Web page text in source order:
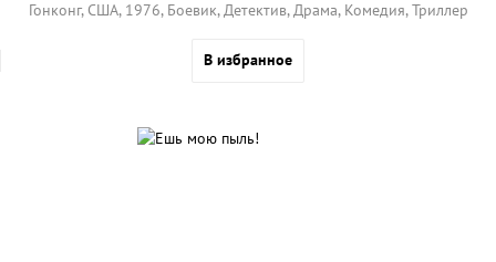
Гонконг, США, 1976, Боевик, Детектив, Драма, Комедия, Триллер
В избранное